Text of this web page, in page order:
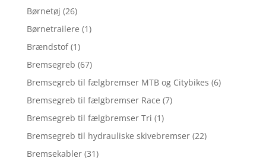
Børnetøj (26)
Børnetrailere (1)
Brændstof (1)
Bremsegreb (67)
Bremsegreb til fælgbremser MTB og Citybikes (6)
Bremsegreb til fælgbremser Race (7)
Bremsegreb til fælgbremser Tri (1)
Bremsegreb til hydrauliske skivebremser (22)
Bremsekabler (31)